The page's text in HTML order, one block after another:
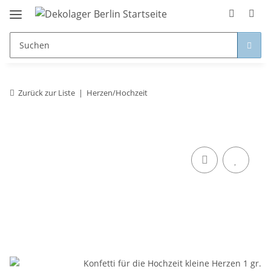
Zurück zur Liste Herzen/Hochzeit